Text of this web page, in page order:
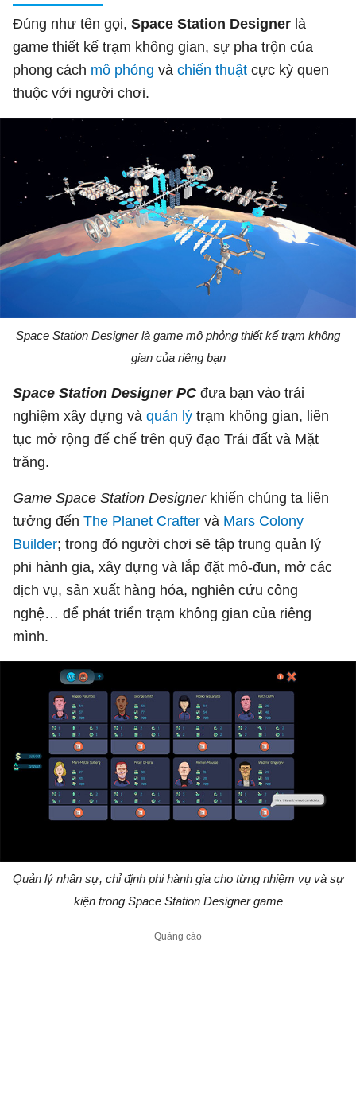
Đúng như tên gọi, Space Station Designer là
game thiết kế trạm không gian, sự pha trộn của
phong cách mô phỏng và chiến thuật cực kỳ quen
thuộc với người chơi.
Space Station Designer là game mô phỏng thiết kế trạm không
gian của riêng bạn
Space Station Designer PC đưa bạn vào trải
nghiệm xây dựng và quản lý trạm không gian, liên
tục mở rộng đế chế trên quỹ đạo Trái đất và Mặt
trăng.
Game Space Station Designer khiến chúng ta liên
tưởng đến The Planet Crafter và Mars Colony
Builder; trong đó người chơi sẽ tập trung quản lý
phi hành gia, xây dựng và lắp đặt mô-đun, mở các
dịch vụ, sản xuất hàng hóa, nghiên cứu công
nghệ… để phát triển trạm không gian của riêng
mình.
Quản lý nhân sự, chỉ định phi hành gia cho từng nhiệm vụ và sự
kiện trong Space Station Designer game